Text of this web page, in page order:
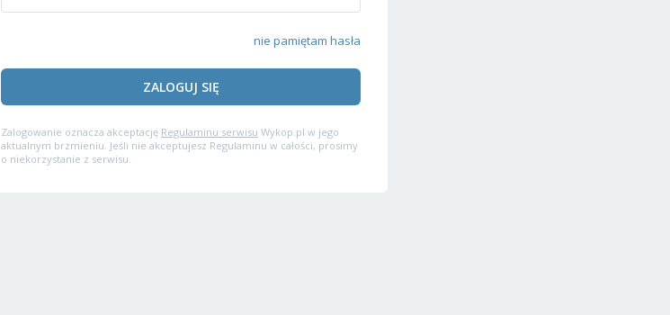
nie pamiętam hasła
ZALOGUJ SIĘ
Zalogowanie oznacza akceptację Regulaminu serwisu Wykop.pl w jego
aktualnym brzmieniu. Jeśli nie akceptujesz Regulaminu w całości, prosimy
o niekorzystanie z serwisu.